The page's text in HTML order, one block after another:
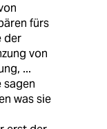
fürs
der
von
...
sagen
was sie